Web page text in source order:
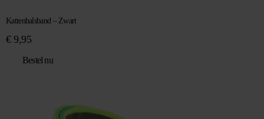
Kattenhalsband – Zwart
€9,95
Bestel nu